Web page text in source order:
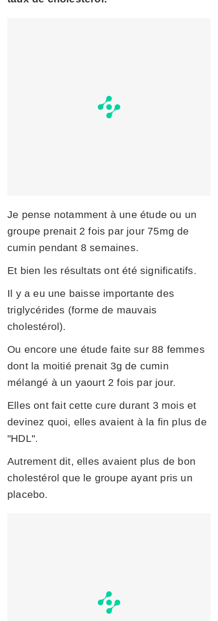
Je pense notamment à une étude ou un
groupe prenait 2 fois par jour 75mg de
cumin pendant 8 semaines.
Et bien les résultats ont été significatifs.
Il y a eu une baisse importante des
triglycérides (forme de mauvais
cholestérol).
Ou encore une étude faite sur 88 femmes
dont la moitié prenait 3g de cumin
mélangé à un yaourt 2 fois par jour.
Elles ont fait cette cure durant 3 mois et
devinez quoi, elles avaient à la fin plus de
"HDL".
Autrement dit, elles avaient plus de bon
cholestérol que le groupe ayant pris un
placebo.